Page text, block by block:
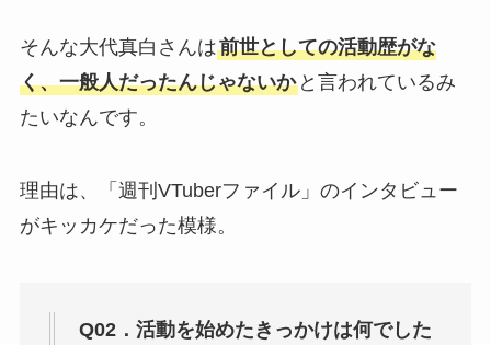
そんな大代真白さんは前世としての活動歴がな
く、一般人だったんじゃないかと言われているみ
たいなんです。
理由は、「週刊VTuberファイル」のインタビュー
がキッカケだった模様。
Q02．活動を始めたきっかけは何でした